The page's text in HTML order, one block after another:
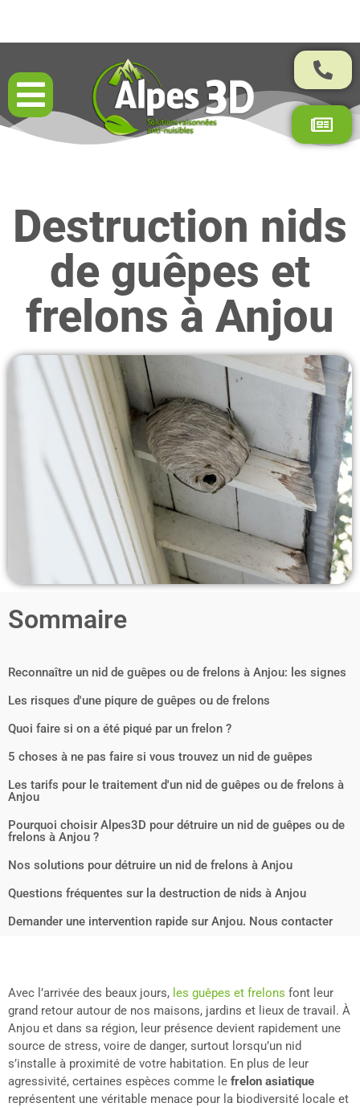
Résultats garantis par contrat
Destruction nids
de guêpes et
frelons à Anjou
Sommaire
Reconnaître un nid de guêpes ou de frelons à Anjou: les signes
Les risques d'une piqure de guêpes ou de frelons
Quoi faire si on a été piqué par un frelon ?
5 choses à ne pas faire si vous trouvez un nid de guêpes
Les tarifs pour le traitement d'un nid de guêpes ou de frelons à
Anjou
Pourquoi choisir Alpes3D pour détruire un nid de guêpes ou de
frelons à Anjou ?
Nos solutions pour détruire un nid de frelons à Anjou
Questions fréquentes sur la destruction de nids à Anjou
Demander une intervention rapide sur Anjou. Nous contacter
Avec l’arrivée des beaux jours, les guêpes et frelons font leur
grand retour autour de nos maisons, jardins et lieux de travail. À
Anjou et dans sa région, leur présence devient rapidement une
source de stress, voire de danger, surtout lorsqu’un nid
s’installe à proximité de votre habitation. En plus de leur
agressivité, certaines espèces comme le frelon asiatique
représentent une véritable menace pour la biodiversité locale et